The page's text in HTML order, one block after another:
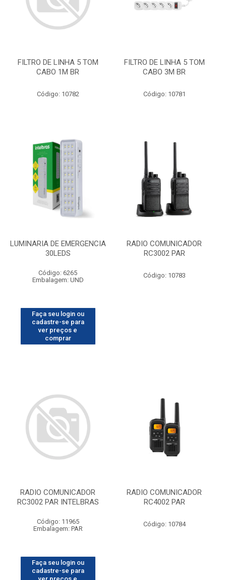
FILTRO DE LINHA 5 TOM
CABO 1M BR
Código: 10782
FILTRO DE LINHA 5 TOM
CABO 3M BR
Código: 10781
LUMINARIA DE EMERGENCIA
30LEDS
Código: 6265
Embalagem: UND
Faça seu login ou
cadastre-se para
ver preços e
comprar
RADIO COMUNICADOR
RC3002 PAR
Código: 10783
RADIO COMUNICADOR
RC3002 PAR INTELBRAS
Código: 11965
Embalagem: PAR
Faça seu login ou
cadastre-se para
RADIO COMUNICADOR
RC4002 PAR
Código: 10784